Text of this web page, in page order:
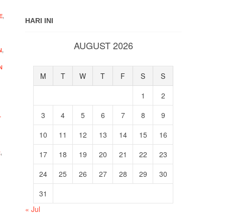
,
,
,
HARI INI
AUGUST 2026
M T W T F S
S
1
2
3
4 5 6 7 8
9
10
11 12 13 14 15
16
17
18 19 20 21 22
23
24
25 26 27 28 29
30
31
« Jul